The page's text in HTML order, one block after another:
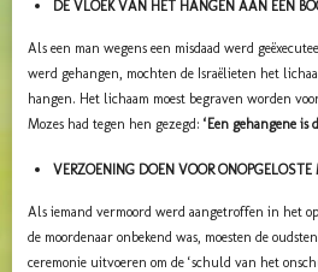
DE VLOEK VAN HET HANGEN AAN EEN
Als een man wegens een misdaad werd
werd gehangen, mochten de Israëlieten het
hangen. Het lichaam moest begraven worden
Mozes had tegen hen gezegd: ‘Een gehangene is
VERZOENING DOEN VOOR ONOPGELOSTE
Als iemand vermoord werd aangetroffen in het
de moordenaar onbekend was, moesten de
ceremonie uitvoeren om de ‘schuld van het